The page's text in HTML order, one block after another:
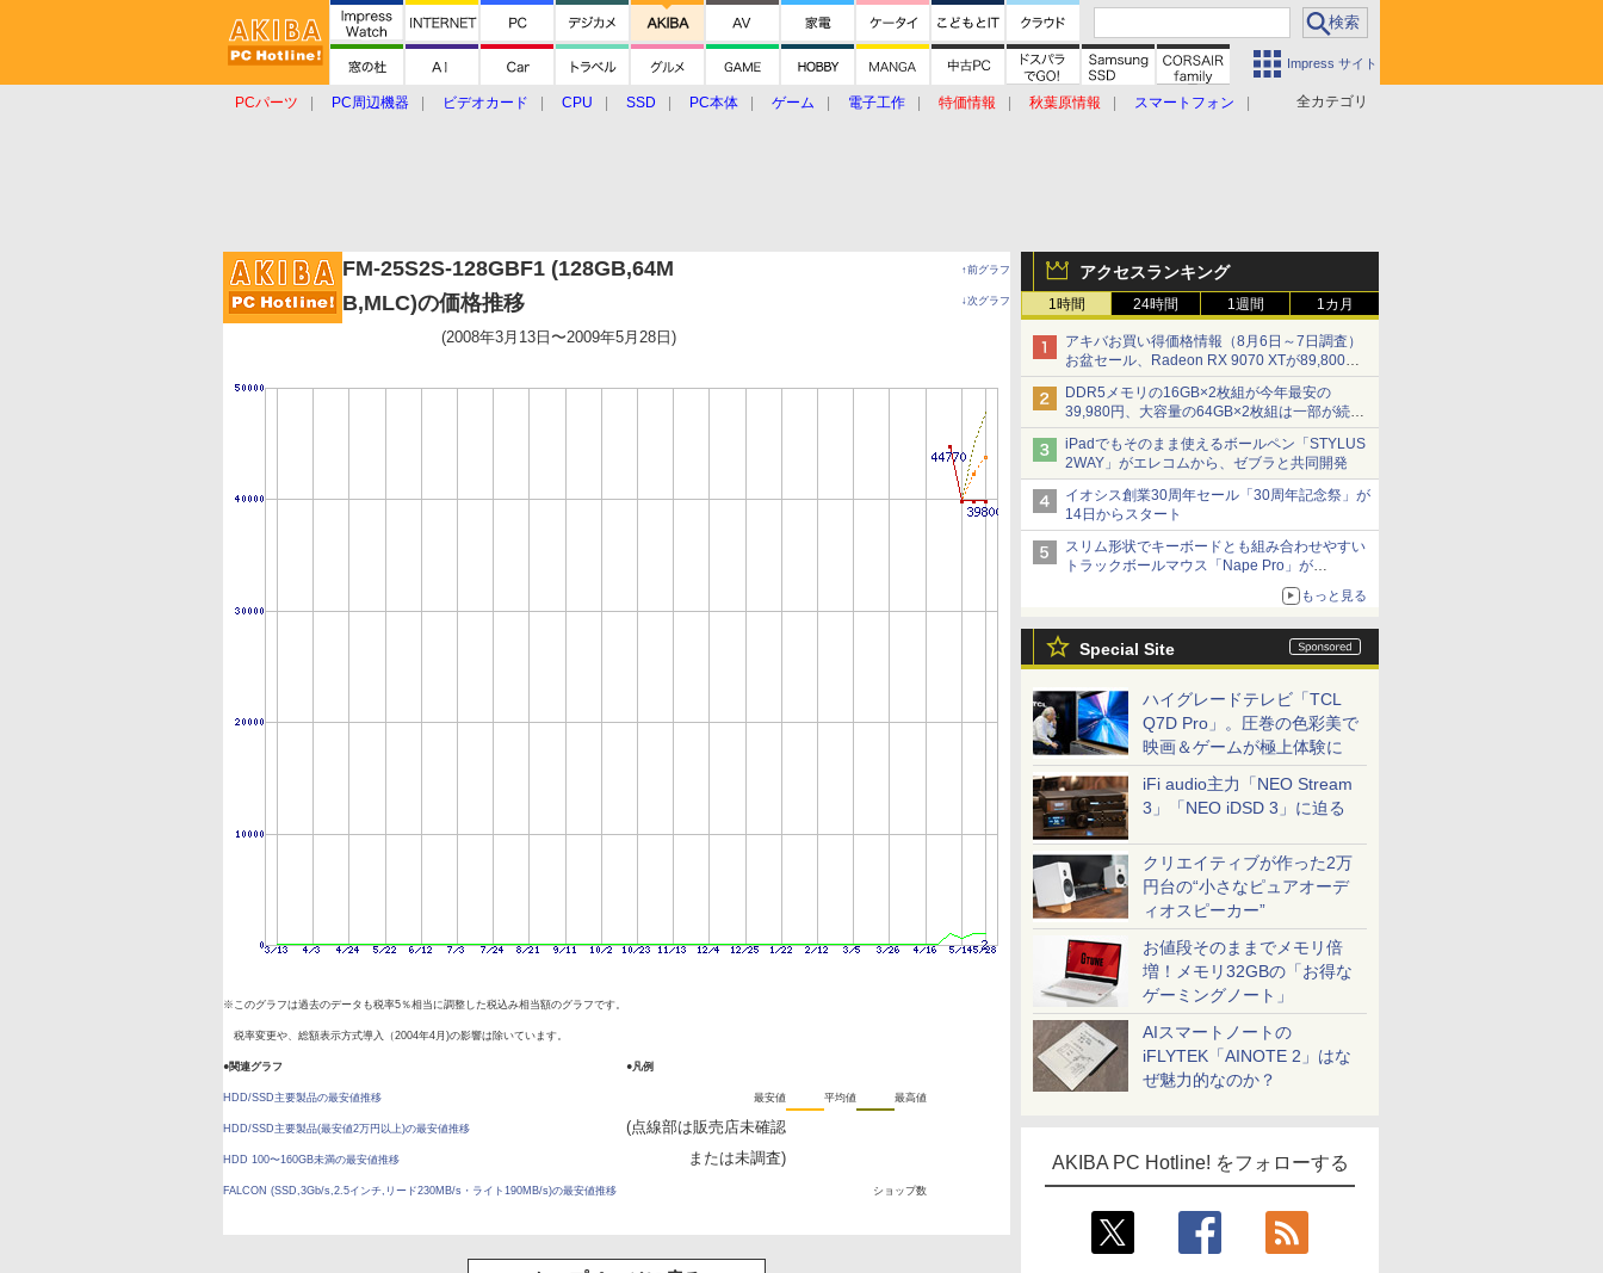
Impress サイト
全カテゴリ
PCパーツ PC周辺機器 ビデオカード CPU SSD PC本体 ゲーム 電子工作 特価情報 秋葉原情報
スマートフォン
アクセスランキング
1時間 24時間 1週間 1カ月
アキバお買い得価格情報（8月6日～7日調査）
お盆セール、Radeon RX 9070 XTが89,800
円、水平周波数24.8kHz対応の17型モニターが
9,801円、暑さ指数連動セール ほか
DDR5メモリの16GB×2枚組が今年最安の
39,980円、大容量の64GB×2枚組は一部が続騰
[8月前半のメモリ価格]
iPadでもそのまま使えるボールペン「STYLUS
2WAY」がエレコムから、ゼブラと共同開発
イオシス創業30周年セール「30周年記念祭」が
14日からスタート
スリム形状でキーボードとも組み合わせやすい
トラックボールマウス「Nape Pro」が
もっと見る
Special Site
ハイグレードテレビ「TCL
Q7D Pro」。圧巻の色彩美で
映画＆ゲームが極上体験に
iFi audio主力「NEO Stream
3」「NEO iDSD 3」に迫る
クリエイティブが作った2万
円台の“小さなピュアオーデ
ィオスピーカー”
お値段そのままでメモリ倍
増！メモリ32GBの「お得な
ゲーミングノート」
AIスマートノートの
iFLYTEK「AINOTE 2」はな
ぜ魅力的なのか？
AKIBA PC Hotline! をフォローする
FM-25S2S-128GBF1 (128GB,64M
B,MLC)の価格推移
↑前グラフ
↓次グラフ
(2008年3月13日〜2009年5月28日)
※このグラフは過去のデータも税率5％相当に調整した税込み相当額のグラフです。
税率変更や、総額表示方式導入（2004年4月)の影響は除いています。
●関連グラフ
HDD/SSD主要製品の最安値推移
HDD/SSD主要製品(最安値2万円以上)の最安値推移
HDD 100〜160GB未満の最安値推移
FALCON (SSD,3Gb/s,2.5インチ,リード230MB/s・ライト190MB/s)の最安値推移
●凡例
最安値
(点線部は販売店未確認
または未調査)
平均値 最高値
ショップ数